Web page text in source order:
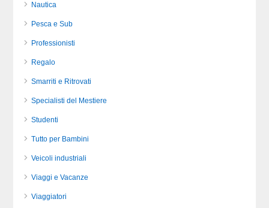
Nautica
Pesca e Sub
Professionisti
Regalo
Smarriti e Ritrovati
Specialisti del Mestiere
Studenti
Tutto per Bambini
Veicoli industriali
Viaggi e Vacanze
Viaggiatori